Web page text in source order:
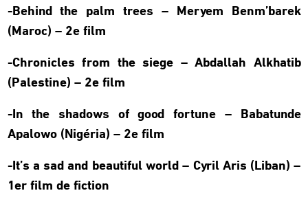
-Behind the palm trees – Meryem Benm’barek
(Maroc) – 2e film
-Chronicles from the siege – Abdallah Alkhatib
(Palestine) – 2e film
-In the shadows of good fortune – Babatunde
Apalowo (Nigéria) – 2e film
-It’s a sad and beautiful world – Cyril Aris (Liban) –
1er film de fiction